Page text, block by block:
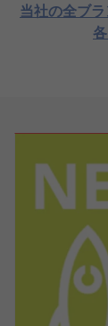
当社の全ブ